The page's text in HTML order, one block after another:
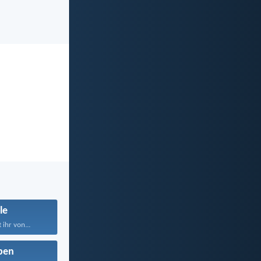
ihr von...